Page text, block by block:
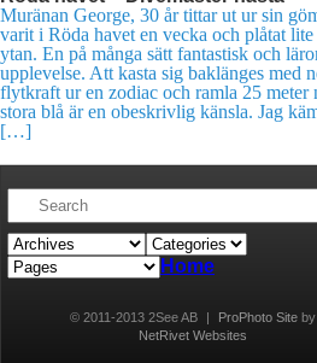
Muränan George, 30 år tittar ut ur sin
varit i Röda havet en vecka och plåtat
ytan. En på många sätt fantastisk och
upplevelse. Att kasta sig baklänges med
flytkraft ur en zodiac och ramla 25 meter
stora blå är en obeskrivlig känsla. Jag
[…]
Home
© 2011-2013 2See AB ProPhoto Siteby
NetRivet Websites